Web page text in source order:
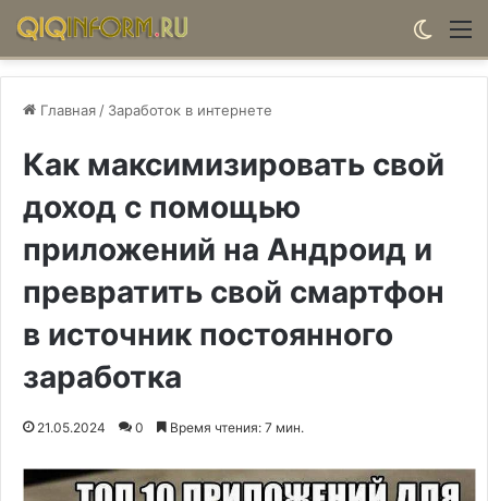
Главная / Заработок в интернете
Как максимизировать свой
доход с помощью
приложений на Андроид и
превратить свой смартфон
в источник постоянного
заработка
21.05.2024 0 Время чтения: 7 мин.